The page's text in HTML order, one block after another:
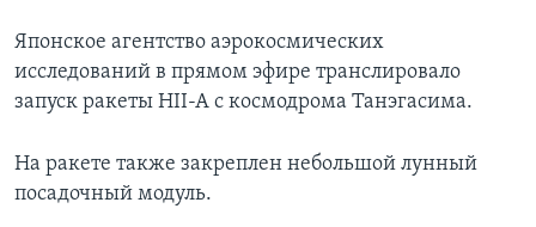
Японское агентство аэрокосмических
исследований в прямом эфире транслировало
запуск ракеты HII-A c космодрома Танэгасима.
На ракете также закреплен небольшой лунный
посадочный модуль.